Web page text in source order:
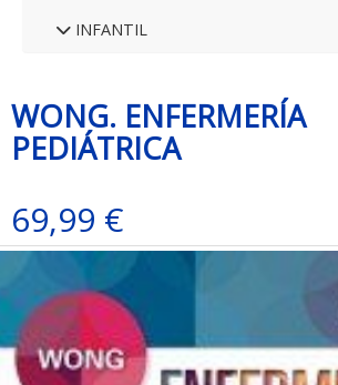
INFANTIL
WONG. ENFERMERÍA
PEDIÁTRICA
69,99 €